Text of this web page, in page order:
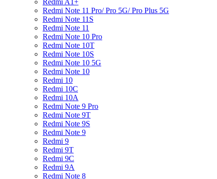
Redmi Note 11 Pro/ Pro 5G/ Pro Plus 5G
Redmi Note 11S
Redmi Note 11
Redmi Note 10 Pro
Redmi Note 10T
Redmi Note 10S
Redmi Note 10 5G
Redmi Note 10
Redmi 10
Redmi 10C
Redmi 10A
Redmi Note 9 Pro
Redmi Note 9T
Redmi Note 9S
Redmi Note 9
Redmi 9
Redmi 9T
Redmi 9C
Redmi 9A
Redmi Note 8